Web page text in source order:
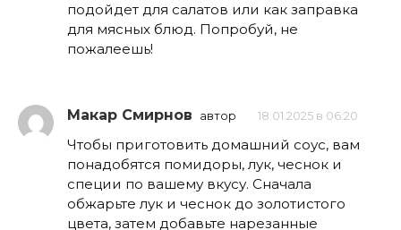
подойдет для салатов или как заправка
для мясных блюд. Попробуй, не
пожалеешь!
Макар Смирнов автор 18.01.2025 в 06:20
Чтобы приготовить домашний соус, вам
понадобятся помидоры, лук, чеснок и
специи по вашему вкусу. Сначала
обжарьте лук и чеснок до золотистого
цвета, затем добавьте нарезанные